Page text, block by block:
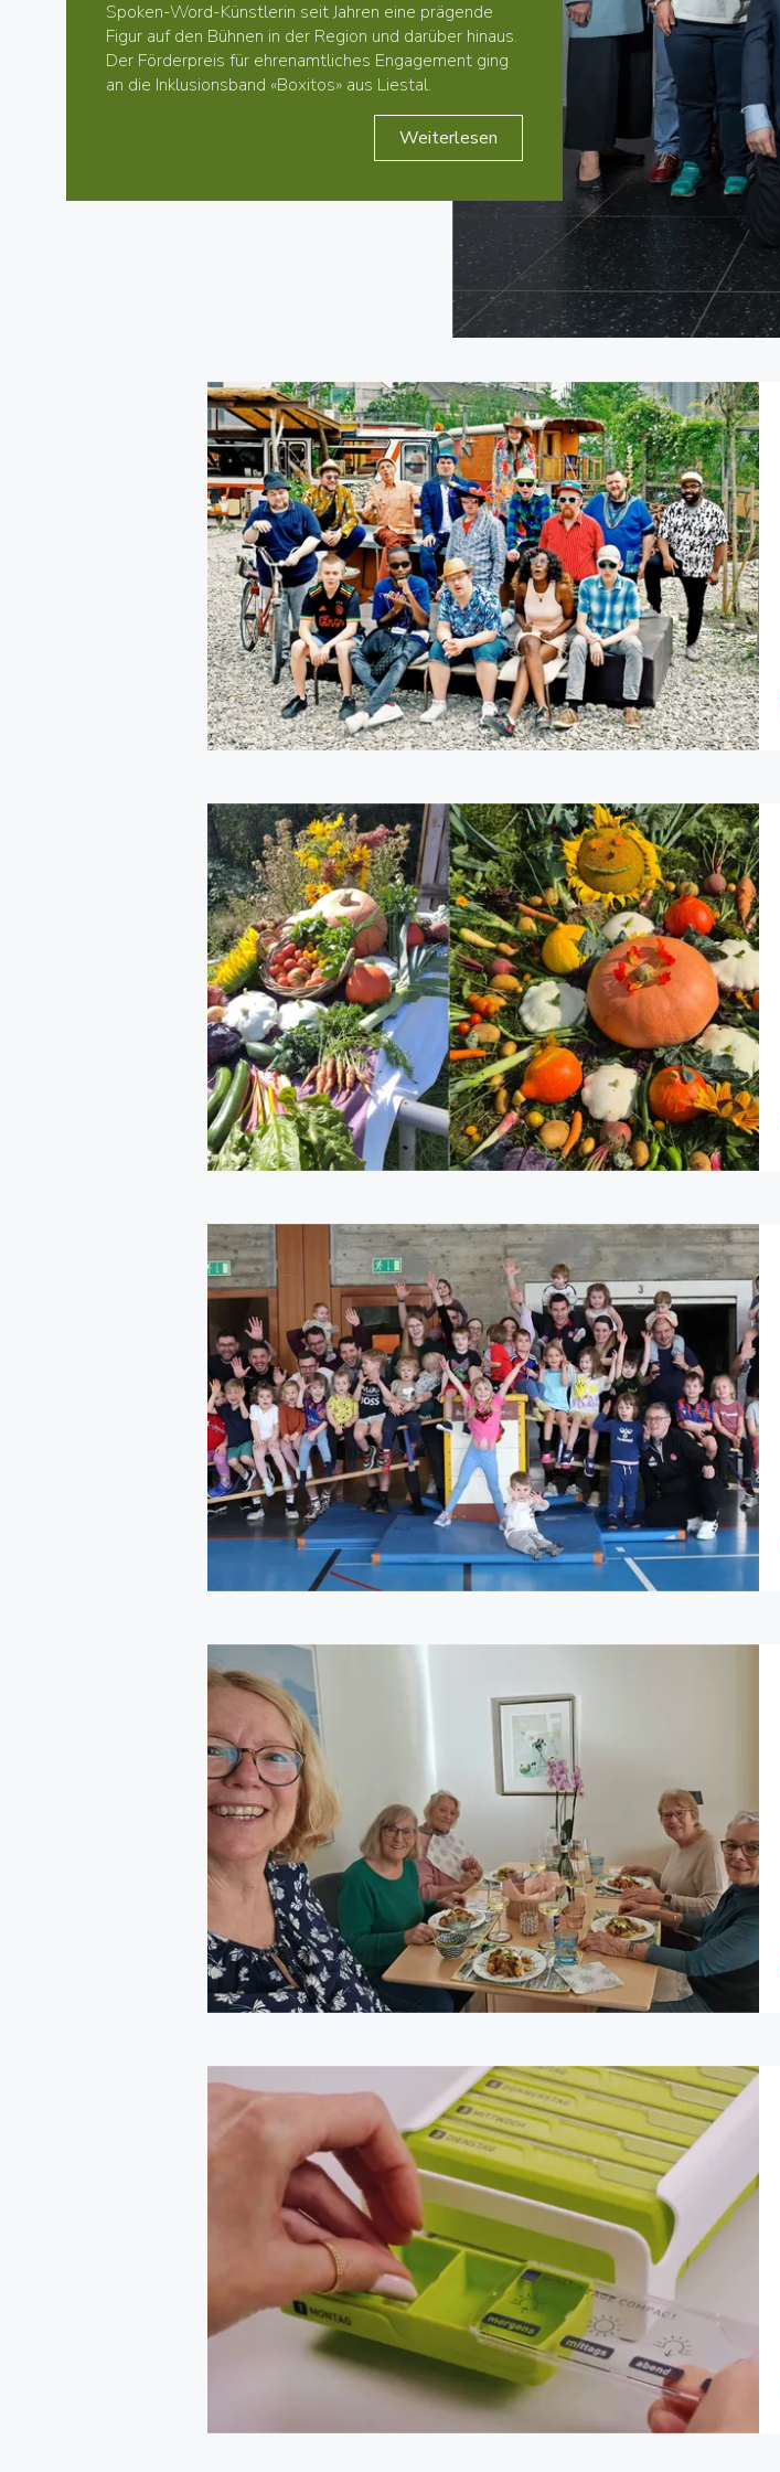
Spoken-Word-Künstlerin seit Jahren eine prägende
Figur auf den Bühnen in der Region und darüber hinaus.
Der Förderpreis für ehrenamtliches Engagement ging
an die Inklusionsband «Boxitos» aus Liestal.
Weiterlesen